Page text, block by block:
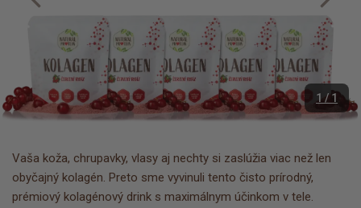
1 / 1
Vaša koža, chrupavky, vlasy aj nechty si zaslúžia viac než len
obyčajný kolagén. Preto sme vyvinuli tento čisto prírodný,
prémiový kolagénový drink s maximálnym účinkom v tele.